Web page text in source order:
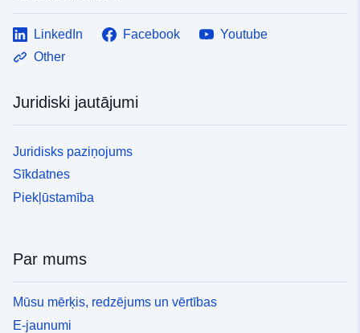
LinkedIn Facebook
Youtube
Other
Juridiski jautājumi
Juridisks paziņojums
Sīkdatnes
Piekļūstamība
Par mums
Mūsu mērķis, redzējums un vērtības
E-jaunumi